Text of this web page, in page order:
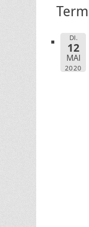
DI.
12
MAI
2020